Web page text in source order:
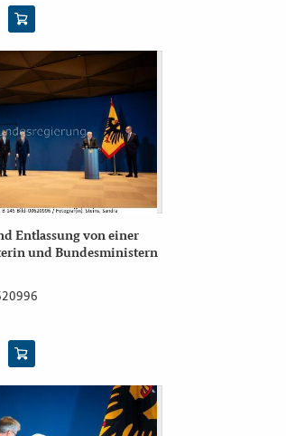
Entlassung von einer
und Bundesministern